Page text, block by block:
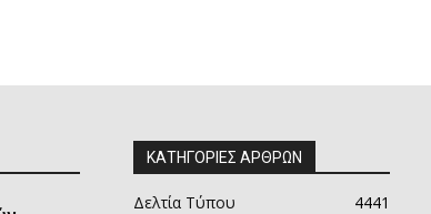
ΚΑΤΗΓΟΡΙΕΣ ΑΡΘΡΩΝ
Δελτία Τύπου 4441